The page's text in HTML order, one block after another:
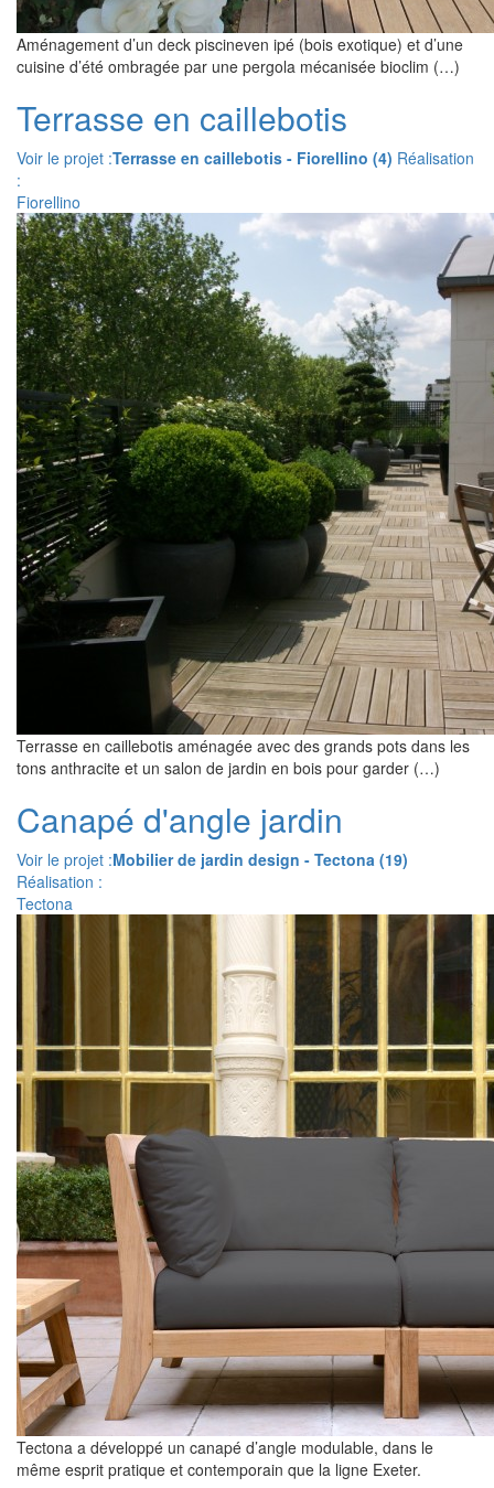
Aménagement d’un deck piscineven ipé (bois exotique) et d’une
cuisine d’été ombragée par une pergola mécanisée bioclim (…)
Terrasse en caillebotis
Voir le projet :Terrasse en caillebotis - Fiorellino (4) Réalisation
:
Fiorellino
Terrasse en caillebotis aménagée avec des grands pots dans les
tons anthracite et un salon de jardin en bois pour garder (…)
Canapé d'angle jardin
Voir le projet :Mobilier de jardin design - Tectona (19)
Réalisation :
Tectona
Tectona a développé un canapé d’angle modulable, dans le
même esprit pratique et contemporain que la ligne Exeter.